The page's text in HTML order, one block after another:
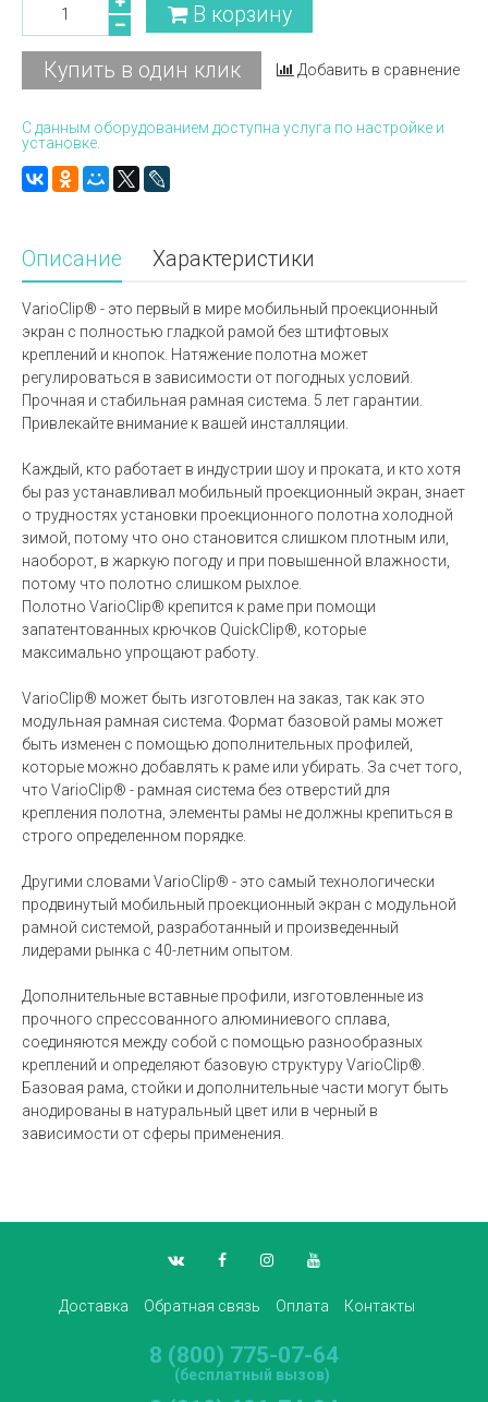
В корзину
Купить в один клик Добавить в сравнение
С данным оборудованием доступна услуга по настройке и
установке.
Описание Характеристики
VarioClip® - это первый в мире мобильный проекционный
экран с полностью гладкой рамой без штифтовых
креплений и кнопок. Натяжение полотна может
регулироваться в зависимости от погодных условий.
Прочная и стабильная рамная система. 5 лет гарантии.
Привлекайте внимание к вашей инсталляции.
Каждый, кто работает в индустрии шоу и проката, и кто хотя
бы раз устанавливал мобильный проекционный экран, знает
о трудностях установки проекционного полотна холодной
зимой, потому что оно становится слишком плотным или,
наоборот, в жаркую погоду и при повышенной влажности,
потому что полотно слишком рыхлое.
Полотно VarioClip® крепится к раме при помощи
запатентованных крючков QuickClip®, которые
максимально упрощают работу.
VarioClip® может быть изготовлен на заказ, так как это
модульная рамная система. Формат базовой рамы может
быть изменен с помощью дополнительных профилей,
которые можно добавлять к раме или убирать. За счет того,
что VarioClip® - рамная система без отверстий для
крепления полотна, элементы рамы не должны крепиться в
строго определенном порядке.
Другими словами VarioClip® - это самый технологически
продвинутый мобильный проекционный экран с модульной
рамной системой, разработанный и произведенный
лидерами рынка с 40-летним опытом.
Дополнительные вставные профили, изготовленные из
прочного спрессованного алюминиевого сплава,
соединяются между собой с помощью разнообразных
креплений и определяют базовую структуру VarioClip®.
Базовая рама, стойки и дополнительные части могут быть
анодированы в натуральный цвет или в черный в
зависимости от сферы применения.
Доставка Обратная связь Оплата Контакты
8 (800) 775-07-64
(бесплатный вызов)